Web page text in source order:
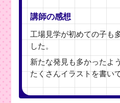
講師の感想
工場見学が初めての子も
した。
新たな発見も多かったよ
たくさんイラストを書い